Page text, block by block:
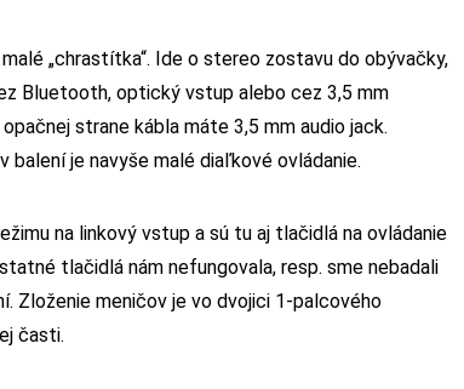
„chrastítka“. Ide o stereo zostavu do obývačky,
Bluetooth, optický vstup alebo cez 3,5 mm
strane kábla máte 3,5 mm audio jack.
balení je navyše malé diaľkové ovládanie.
na linkový vstup a sú tu aj tlačidlá na ovládanie
tlačidlá nám nefungovala, resp. sme nebadali
Zloženie meničov je vo dvojici 1-palcového
časti.